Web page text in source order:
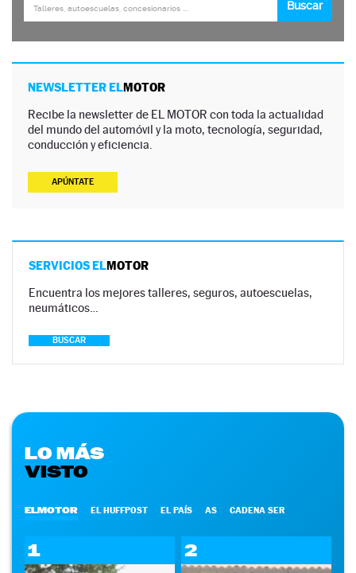
NEWSLETTER ELMOTOR
Recibe la newsletter de EL MOTOR con toda la actualidad
del mundo del automóvil y la moto, tecnología, seguridad,
conducción y eficiencia.
APÚNTATE
SERVICIOS ELMOTOR
Encuentra los mejores talleres, seguros, autoescuelas,
neumáticos…
BUSCAR
LO MÁS
VISTO
ELMOTOR EL HUFFPOST EL PAÍS AS CADENA SER
1 2